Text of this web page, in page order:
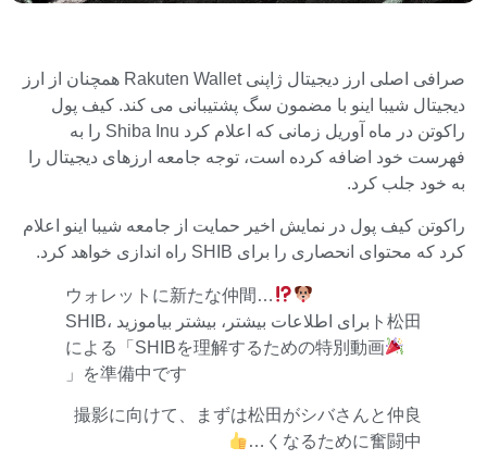
صرافی اصلی ارز دیجیتال ژاپنی Rakuten Wallet همچنان از ارز
دیجیتال شیبا اینو با مضمون سگ پشتیبانی می کند. کیف پول
راکوتن در ماه آوریل زمانی که اعلام کرد Shiba Inu را به
فهرست خود اضافه کرده است، توجه جامعه ارزهای دیجیتال را
به خود جلب کرد.
راکوتن کیف پول در نمایش اخیر حمایت از جامعه شیبا اینو اعلام
کرد که محتوای انحصاری را برای SHIB راه اندازی خواهد کرد.
ウォレットに新たな仲間…
SHIB، برای اطلاعات بیشتر، بیشتر بیاموزیدト松田
による「SHIBを理解するための特別動画
」を準備中です
撮影に向けて、まずは松田がシバさんと仲良
くなるために奮闘中…